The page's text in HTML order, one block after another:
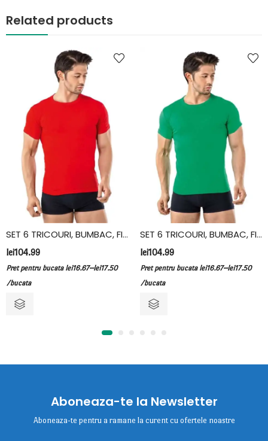
Related products
SET 6 TRICOURI, BUMBAC, FIDAN, ROSU
lei104.99
Pret pentru bucata lei16.67–lei17.50
/bucata
SET 6 TRICOURI, BUMBAC, FIDAN, VERDE
lei104.99
Pret pentru bucata lei16.67–lei17.50
/bucata
Aboneaza-te la Newsletter
Aboneaza-te pentru a ramane la curent cu ofertele noastre